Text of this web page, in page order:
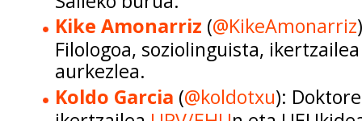
Kike Amonarriz (@KikeAmonarriz
Filologoa, soziolinguista,
aurkezlea.
Koldo Garcia (@koldotxu):